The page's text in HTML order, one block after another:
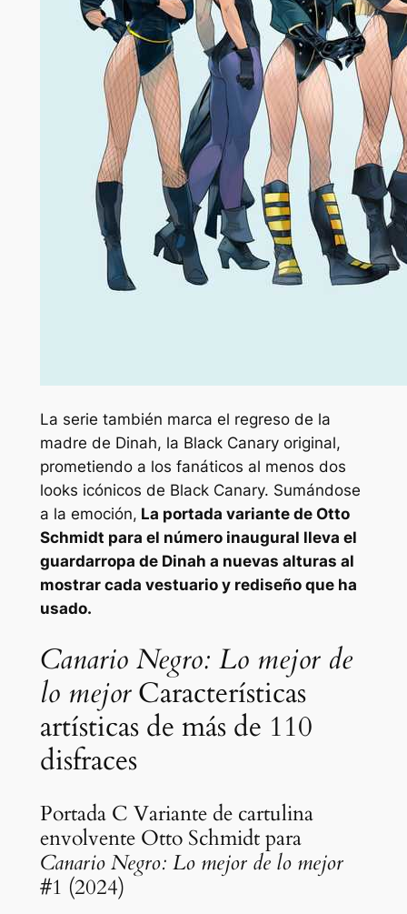
La serie también marca el regreso de la
madre de Dinah, la Black Canary original,
prometiendo a los fanáticos al menos dos
looks icónicos de Black Canary. Sumándose
a la emoción, La portada variante de Otto
Schmidt para el número inaugural lleva el
guardarropa de Dinah a nuevas alturas al
mostrar cada vestuario y rediseño que ha
usado.
Canario Negro: Lo mejor de
lo mejorCaracterísticas
artísticas de más de 110
disfraces
Portada C Variante de cartulina
envolvente Otto Schmidt para
Canario Negro: Lo mejor de lo mejor
#1 (2024)